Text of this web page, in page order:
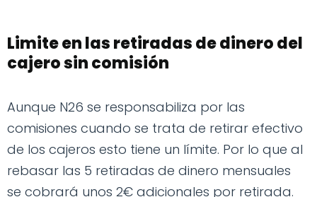
Limite en las retiradas de dinero del
cajero sin comisión
Aunque N26 se responsabiliza por las
comisiones cuando se trata de retirar efectivo
de los cajeros esto tiene un límite. Por lo que al
rebasar las 5 retiradas de dinero mensuales
se cobrará unos 2€ adicionales por retirada.